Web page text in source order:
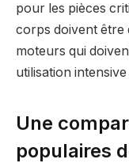
pour les pièces
corps doivent être
moteurs qui
utilisation
Une
populaires